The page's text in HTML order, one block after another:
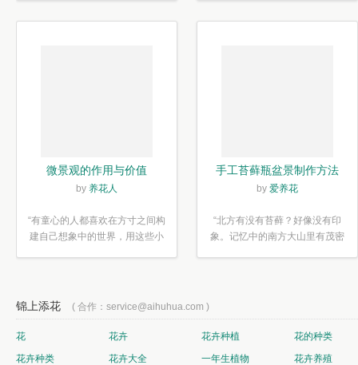
微景观的作用与价值
by 养花人
“有童心的人都喜欢在方寸之间构
建自己想象中的世界，用这些小
手工苔藓瓶盆景制作方法
by 爱养花
“北方有没有苔藓？好像没有印
象。记忆中的南方大山里有茂密
锦上添花 ( 合作：service@aihuhua.com )
花 花卉 花卉种植
花的种类
花卉种类
花卉大全 一年生植物
花卉养殖